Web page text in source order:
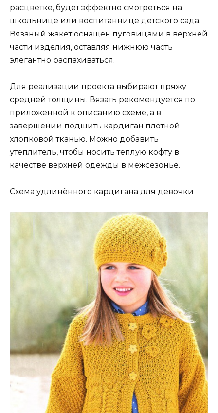
расцветке, будет эффектно смотреться на
школьнице или воспитаннице детского сада.
Вязаный жакет оснащён пуговицами в верхней
части изделия, оставляя нижнюю часть
элегантно распахиваться.
Для реализации проекта выбирают пряжу
средней толщины. Вязать рекомендуется по
приложенной к описанию схеме, а в
завершении подшить кардиган плотной
хлопковой тканью. Можно добавить
утеплитель, чтобы носить тёплую кофту в
качестве верхней одежды в межсезонье.
Схема удлинённого кардигана для девочки